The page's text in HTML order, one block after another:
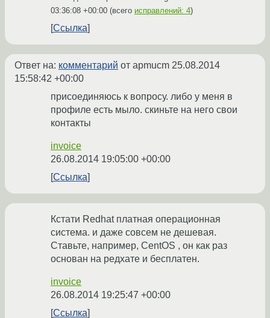
03:36:08 +00:00 (всего исправлений: 4)
Ссылка
Ответ на: комментарий от apmucm 25.08.2014
15:58:42 +00:00
присоединяюсь к вопросу. либо у меня в
профиле есть мыло. скиньте на него свои
контакты
invoice
26.08.2014 19:05:00 +00:00
Ссылка
Кстати Redhat платная операционная
система. и даже совсем не дешевая.
Ставьте, например, CentOS , он как раз
основан на редхате и бесплатен.
invoice
26.08.2014 19:25:47 +00:00
Ссылка